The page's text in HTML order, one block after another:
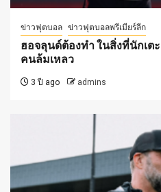
ข่าวฟุตบอล ข่าวฟุตบอลพรีเมียร์ลีก
ฮอจลุนด์ต้องทำ ในสิ่งที่นักเต
คนล้มเหลว
3 ปี ago admins